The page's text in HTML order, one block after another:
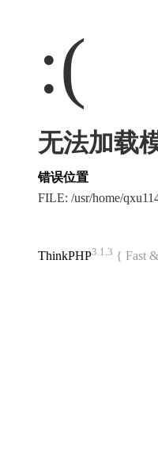
:(
无法加载
错误位置
FILE: /usr/home/
ThinkPHP3.1.3 { Fast